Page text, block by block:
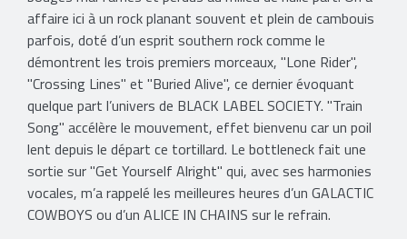
affaire ici à un rock planant souvent et plein de cambouis
parfois, doté d’un esprit southern rock comme le
démontrent les trois premiers morceaux, "Lone Rider",
"Crossing Lines" et "Buried Alive", ce dernier évoquant
quelque part l’univers de BLACK LABEL SOCIETY. "Train
Song" accélère le mouvement, effet bienvenu car un poil
lent depuis le départ ce tortillard. Le bottleneck fait une
sortie sur "Get Yourself Alright" qui, avec ses harmonies
vocales, m’a rappelé les meilleures heures d’un GALACTIC
COWBOYS ou d’un ALICE IN CHAINS sur le refrain.